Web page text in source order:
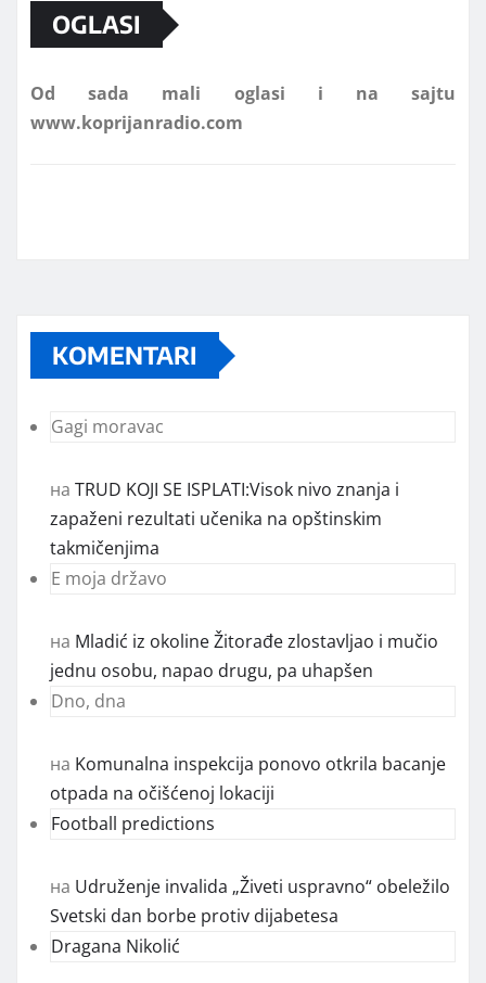
OGLASI
Od sada mali oglasi i na sajtu
KOMENTARI
Gagi moravac
на TRUD KOJI SE ISPLATI:Visok nivo znanja i
zapaženi rezultati učenika na opštinskim
takmičenjima
E moja državo
на Mladić iz okoline Žitorađe zlostavljao i mučio
jednu osobu, napao drugu, pa uhapšen
Dno, dna
на Komunalna inspekcija ponovo otkrila bacanje
otpada na očišćenoj lokaciji
Football predictions
на Udruženje invalida „Živeti uspravno“ obeležilo
Svetski dan borbe protiv dijabetesa
Dragana Nikolić